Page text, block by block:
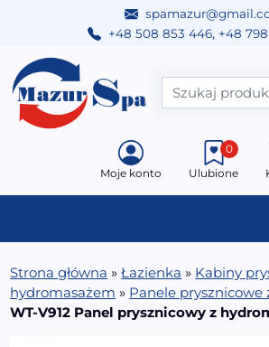
+48 508 853 446, +48
Przejdź do treści
Main Navigation
Moje konto Ulubione
0
Strona główna »Łazienka » Kabiny
hydromasażem » Panele prysznicowe
WT-V912 Panel prysznicowy z